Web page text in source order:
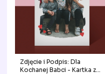
Zdjęcie i Podpis: Dla
Kochanej Babci - Kartka z